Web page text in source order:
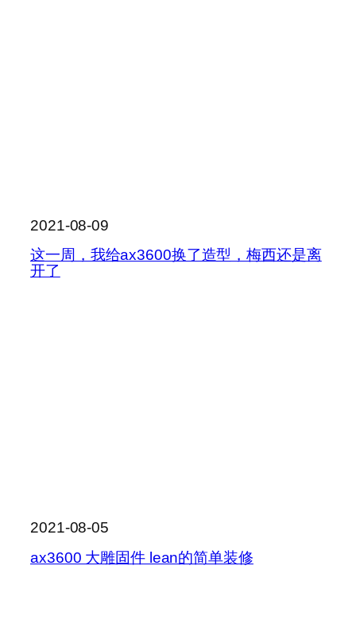
2021-08-09
这一周，我给ax3600换了造型，梅西还是离
开了
2021-08-05
ax3600 大雕固件 lean的简单装修